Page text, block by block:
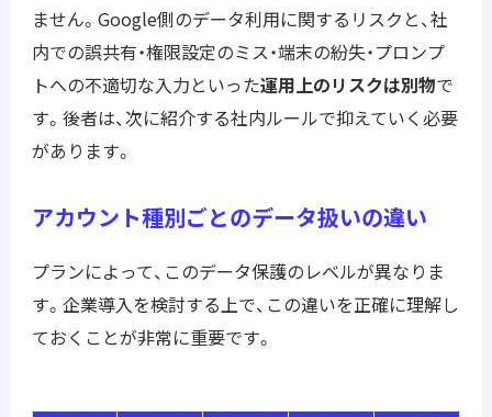
ません。Google側のデータ利用に関するリスクと、社
内での誤共有・権限設定のミス・端末の紛失・プロンプ
トへの不適切な入力といった運用上のリスクは別物で
す。後者は、次に紹介する社内ルールで抑えていく必要
があります。
アカウント種別ごとのデータ扱いの違い
プランによって、このデータ保護のレベルが異なりま
す。企業導入を検討する上で、この違いを正確に理解し
ておくことが非常に重要です。